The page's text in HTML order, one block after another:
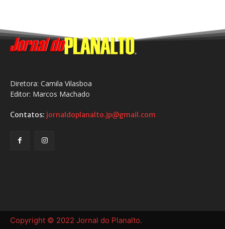
Diretora: Camila Vilasboa
Editor: Marcos Machado
Contatos: jornaldoplanalto.jp@gmail.com
Copyright © 2022 Jornal do Planalto.